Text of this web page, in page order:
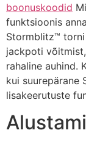
boonuskoodid
funktsioonis
Stormblitz™
jackpoti
rahaline auhind.
kui suurepärane
lisakeerutuste